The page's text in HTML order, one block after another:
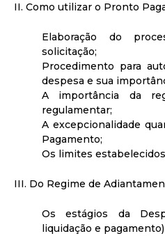
II. Como utilizar o Pronto
Elaboração do
solicitação;
Procedimento para
despesa e sua
A importância da
regulamentar;
A excepcionalidade
Pagamento;
Os limites
III. Do Regime de
Os estágios da
liquidação e pagamento)